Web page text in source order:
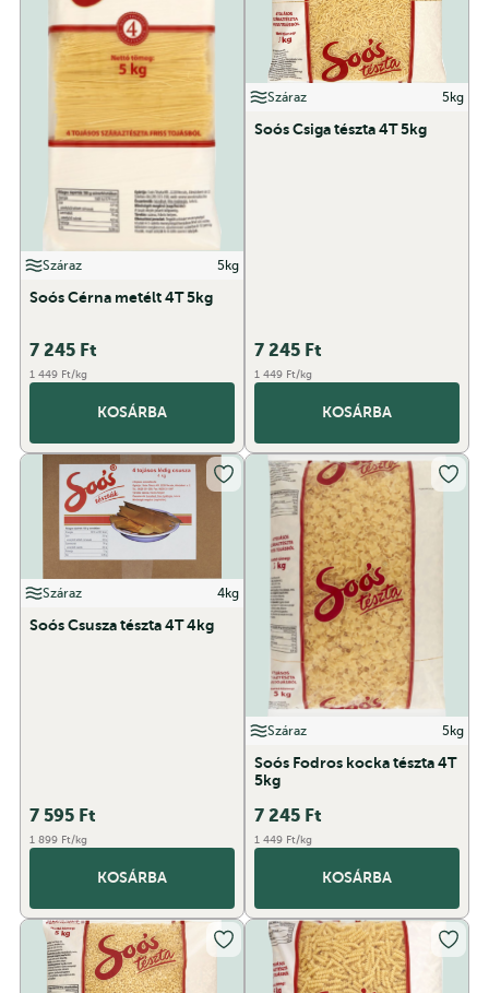
Száraz 5kg
Soós Cérna metélt 4T 5kg
7 245 Ft
1 449 Ft/kg
KOSÁRBA
Száraz 5kg
Soós Csiga tészta 4T 5kg
7 245 Ft
1 449 Ft/kg
KOSÁRBA
Száraz 4kg
Soós Csusza tészta 4T 4kg
7 595 Ft
1 899 Ft/kg
KOSÁRBA
Száraz 5kg
Soós Fodros kocka tészta 4T
5kg
7 245 Ft
1 449 Ft/kg
KOSÁRBA